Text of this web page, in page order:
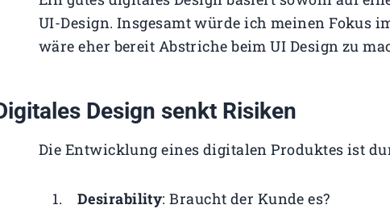
UI-Design. Insgesamt würde ich meinen Fokus
wäre eher bereit Abstriche beim UI Design zu
Design senkt Risiken
Die Entwicklung eines digitalen Produktes ist
Desirability: Braucht der Kunde es?